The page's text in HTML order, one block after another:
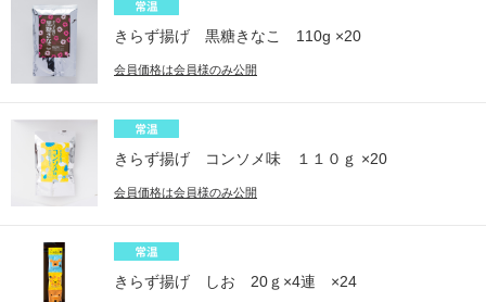
きらず揚げ 黒糖きなこ 110g ×20
会員価格は会員様のみ公開
きらず揚げ コンソメ味 １１０ｇ ×20
会員価格は会員様のみ公開
きらず揚げ しお 20ｇ×4連 ×24